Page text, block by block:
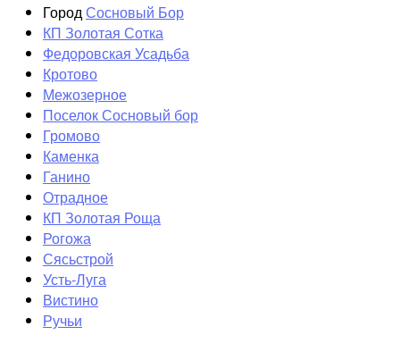
ГородСосновый Бор
КП Золотая Сотка
Федоровская Усадьба
Кротово
Межозерное
Поселок Сосновый бор
Громово
Каменка
Ганино
Отрадное
КП Золотая Роща
Рогожа
Сясьстрой
Усть-Луга
Вистино
Ручьи